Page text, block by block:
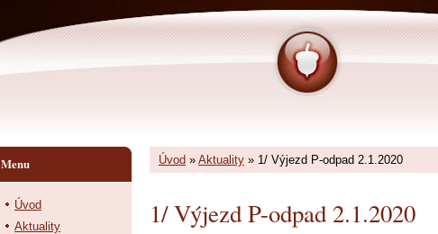
Úvod » Aktuality » 1/ Výjezd P-odpad 2.1.2020
1/ Výjezd P-odpad 2.1.2020
Menu
Úvod
Aktuality